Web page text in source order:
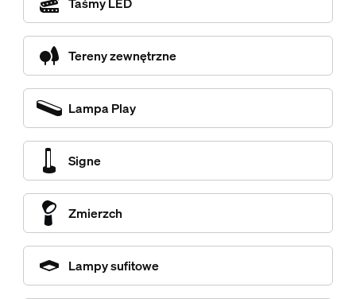
Tereny zewnętrzne
Lampa Play
Signe
Zmierzch
Lampy sufitowe